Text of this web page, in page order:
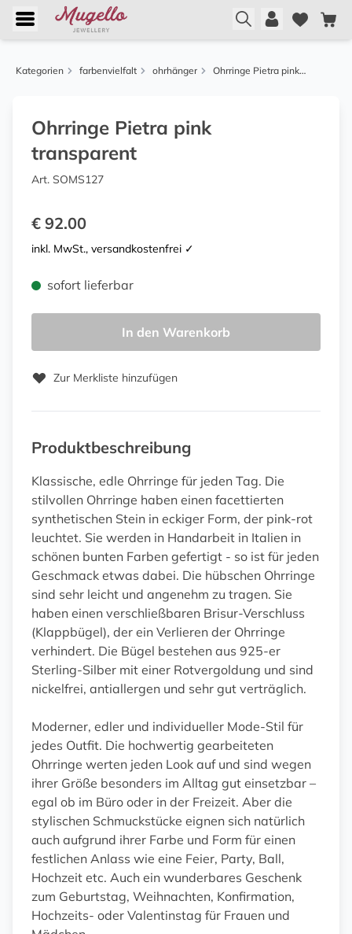
Kategorien farbenvielfalt ohrhänger Ohrringe Pietra pink transparent
Ohrringe Pietra pink
transparent
Art. SOMS127
€ 92.00
inkl. MwSt., versandkostenfrei ✓
sofort lieferbar
In den Warenkorb
Zur Merkliste hinzufügen
Produktbeschreibung
Klassische, edle Ohrringe für jeden Tag. Die
stilvollen Ohrringe haben einen facettierten
synthetischen Stein in eckiger Form, der pink-rot
leuchtet. Sie werden in Handarbeit in Italien in
schönen bunten Farben gefertigt - so ist für jeden
Geschmack etwas dabei. Die hübschen Ohrringe
sind sehr leicht und angenehm zu tragen. Sie
haben einen verschließbaren Brisur-Verschluss
(Klappbügel), der ein Verlieren der Ohrringe
verhindert. Die Bügel bestehen aus 925-er
Sterling-Silber mit einer Rotvergoldung und sind
nickelfrei, antiallergen und sehr gut verträglich.
Moderner, edler und individueller Mode-Stil für
jedes Outfit. Die hochwertig gearbeiteten
Ohrringe werten jeden Look auf und sind wegen
ihrer Größe besonders im Alltag gut einsetzbar –
egal ob im Büro oder in der Freizeit. Aber die
stylischen Schmuckstücke eignen sich natürlich
auch aufgrund ihrer Farbe und Form für einen
festlichen Anlass wie eine Feier, Party, Ball,
Hochzeit etc. Auch ein wunderbares Geschenk
zum Geburtstag, Weihnachten, Konfirmation,
Hochzeits- oder Valentinstag für Frauen und